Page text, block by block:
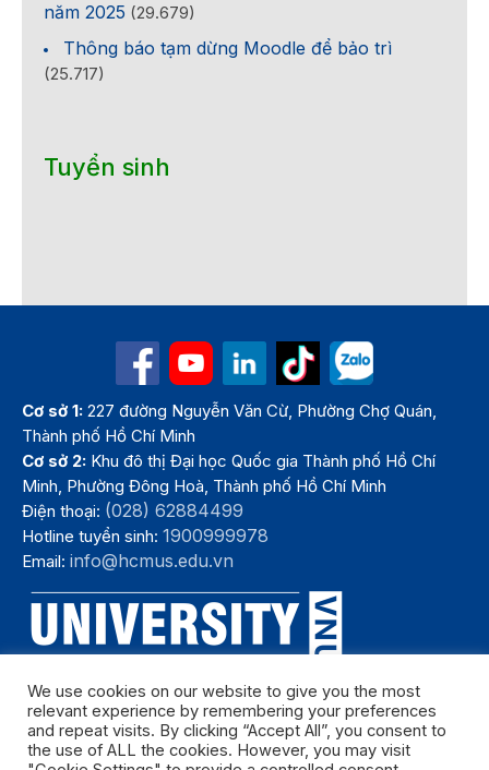
năm 2025 (29.679)
Thông báo tạm dừng Moodle để bảo trì
(25.717)
Tuyển sinh
Cơ sở 1: 227 đường Nguyễn Văn Cừ, Phường Chợ Quán,
Thành phố Hồ Chí Minh
Cơ sở 2: Khu đô thị Đại học Quốc gia Thành phố Hồ Chí
Minh, Phường Đông Hoà, Thành phố Hồ Chí Minh
Điện thoại: (028) 62884499
Hotline tuyển sinh:1900999978
Email:info@hcmus.edu.vn
We use cookies on our website to give you the most
relevant experience by remembering your preferences
and repeat visits. By clicking “Accept All”, you consent to
the use of ALL the cookies. However, you may visit